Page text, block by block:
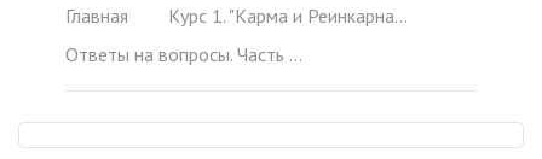
Главная
Курс 1. "Карма и Реинкарнация"
Ответы на вопросы. Часть 13